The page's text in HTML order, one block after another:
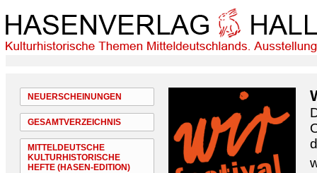
NEUERSCHEINUNGEN
GESAMTVERZEICHNIS
MITTELDEUTSCHE
KULTURHISTORISCHE
HEFTE (HASEN-EDITION)